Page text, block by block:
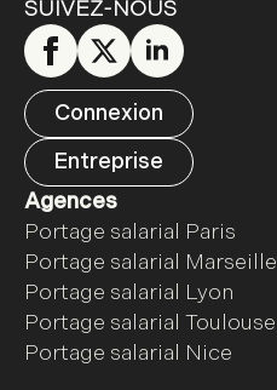
SUIVEZ-NOUS
Connexion
Entreprise
Agences
Portage salarial Paris
Portage salarial Marseille
Portage salarial Lyon
Portage salarial Toulouse
Portage salarial Nice